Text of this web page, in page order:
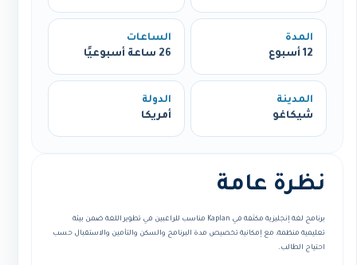
المدة
12 أسبوع
الساعات
26 ساعة أسبوعيًا
المدينة
شيكاغو
الدولة
أمريكا
نظرة عامة
برنامج لغة إنجليزية مكثفة في Kaplan مناسب للراغبين في تطوير اللغة ضمن بيئة
تعليمية منظمة، مع إمكانية تخصيص مدة البرنامج والسكن والتأمين والاستقبال حسب
احتياج الطالب.